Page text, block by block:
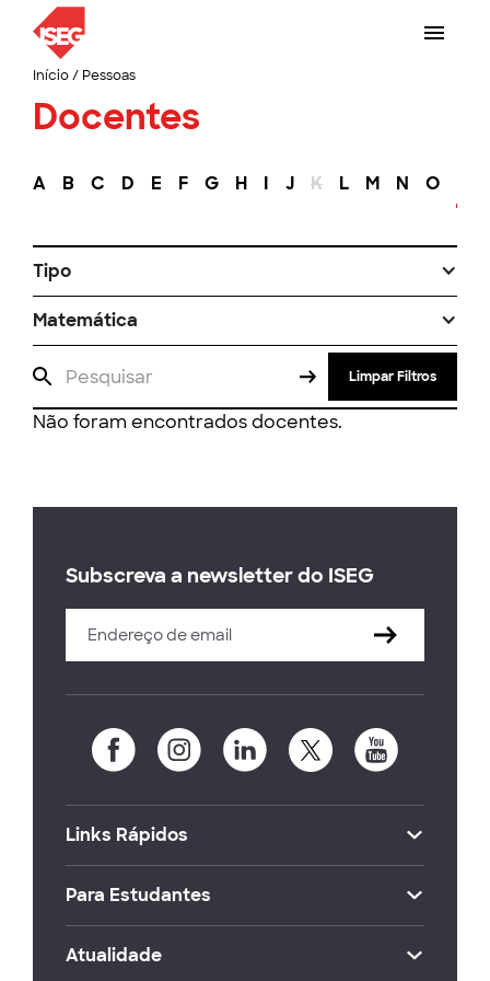
Início/ Pessoas
Docentes
A B C D E F G H I J K L M N O
Tipo
Matemática
Limpar Filtros
Não foram encontrados docentes.
Subscreva a newsletter do ISEG
Links Rápidos
Para Estudantes
Atualidade